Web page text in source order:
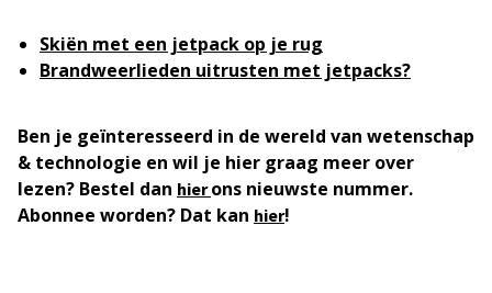
Skiën met een jetpack op je rug
Brandweerlieden uitrusten met jetpacks?
Ben je geïnteresseerd in de wereld van wetenschap
& technologie en wil je hier graag meer over
lezen? Bestel dan hierons nieuwste nummer.
Abonnee worden? Dat kan hier!